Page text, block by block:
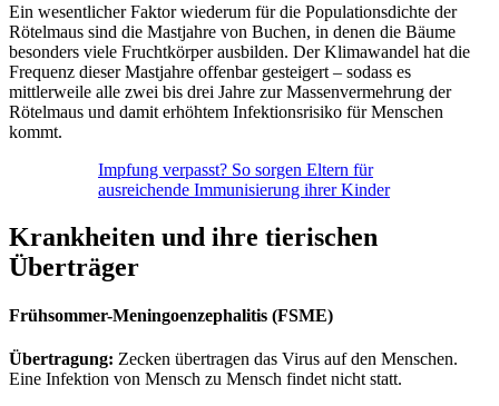
Ein wesentlicher Faktor wiederum für die Populationsdichte der
Rötelmaus sind die Mastjahre von Buchen, in denen die Bäume
besonders viele Fruchtkörper ausbilden. Der Klimawandel hat die
Frequenz dieser Mastjahre offenbar gesteigert – sodass es
mittlerweile alle zwei bis drei Jahre zur Massenvermehrung der
Rötelmaus und damit erhöhtem Infektionsrisiko für Menschen
kommt.
Impfung verpasst? So sorgen Eltern für
ausreichende Immunisierung ihrer Kinder
Krankheiten und ihre tierischen
Überträger
Frühsommer-Meningoenzephalitis (FSME)
Übertragung: Zecken übertragen das Virus auf den Menschen.
Eine Infektion von Mensch zu Mensch findet nicht statt.